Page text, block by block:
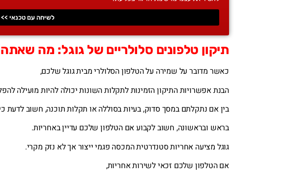
לשיחה עם טכנאי >>
תיקון טלפונים סלולריים של גוגל: מה
כאשר מדובר על שמירה על הטלפון הסלולרי מבית גוגל שלכם,
הבנת אפשרויות התיקון הזמינות לתקלות השונות יכולה להיות מועילה
בין אם נתקלתם במסך סדוק, בעיות בסוללה או תקלות תוכנה, חשוב
בראש ובראשונה, חשוב לקבוע אם הטלפון שלכם עדיין באחריות.
גוגל מציעה אחריות סטנדרטית המכסה פגמי ייצור אך לא נזק מקרי.
אם הטלפון שלכם זכאי לשירות אחריות,